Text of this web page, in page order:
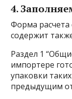
4.
Форма расчета
содержит
Раздел 1
импортере
упаковки
предыдущим